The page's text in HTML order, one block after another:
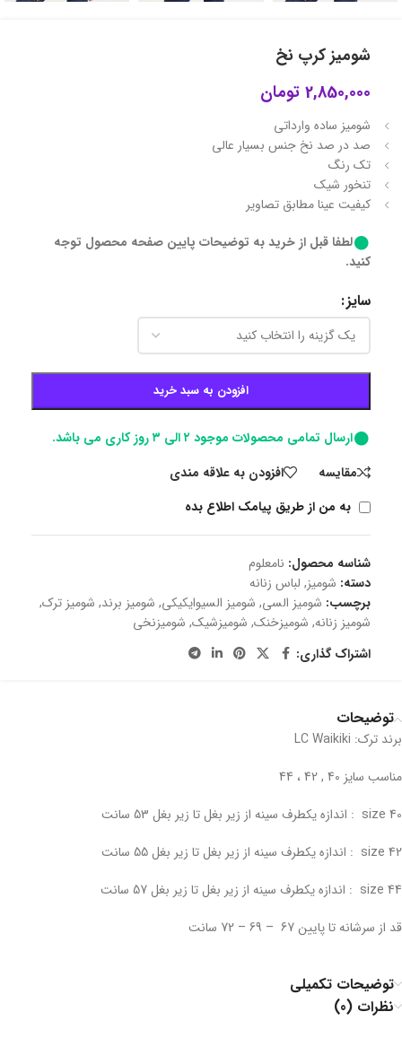
شومیز کرپ نخ
2,850,000 تومان
شومیز ساده وارداتی
صد در صد نخ جنس بسیار عالی
تک رنگ
تنخور شیک
کیفیت عینا مطابق تصاویر
لطفا قبل از خرید به توضیحات پایین صفحه محصول توجه
کنید.
سایز
افزودن به سبد خرید
ارسال تمامی محصولات موجود ۲ الی ۳ روز کاری می باشد.
مقايسه
افزودن به علاقه مندی
به من از طریق پیامک اطلاع بده
شناسه محصول: نامعلوم
دسته: شومیز, لباس زنانه
برچسب: شومیز السی, شومیز السیوایکیکی, شومیز برند, شومیز ترک,
شومیز زنانه, شومیزخنک, شومیزشیک, شومیزنخی
اشتراک گذاری:
توضیحات
برند ترک: LC Waikiki
مناسب سایز 40 , 42 ، 44
40 size : اندازه یکطرف سینه از زیر بغل تا زیر بغل 53 سانت
42 size : اندازه یکطرف سینه از زیر بغل تا زیر بغل 55 سانت
44 size : اندازه یکطرف سینه از زیر بغل تا زیر بغل 57 سانت
قد از سرشانه تا پایین 67 – 69 – 72 سانت
توضیحات تکمیلی
نظرات (0)